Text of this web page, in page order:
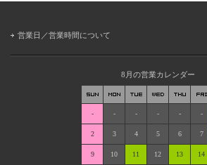
営業日／営業時間について
8月の営業カレンダー
- - - - - -
2 3 4 5 6 7
9 10 11 12 13 14